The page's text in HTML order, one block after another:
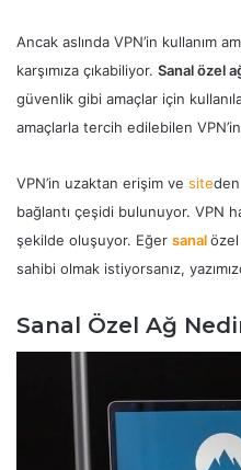
Ancak aslında VPN’in kullanım
karşımıza çıkabiliyor. Sanal özel
güvenlik gibi amaçlar için
amaçlarla tercih edilebilen
VPN’in uzaktan erişim ve site
bağlantı çeşidi bulunuyor. VPN
şekilde oluşuyor. Eğer sanalözel
sahibi olmak istiyorsanız,
Sanal Özel Ağ